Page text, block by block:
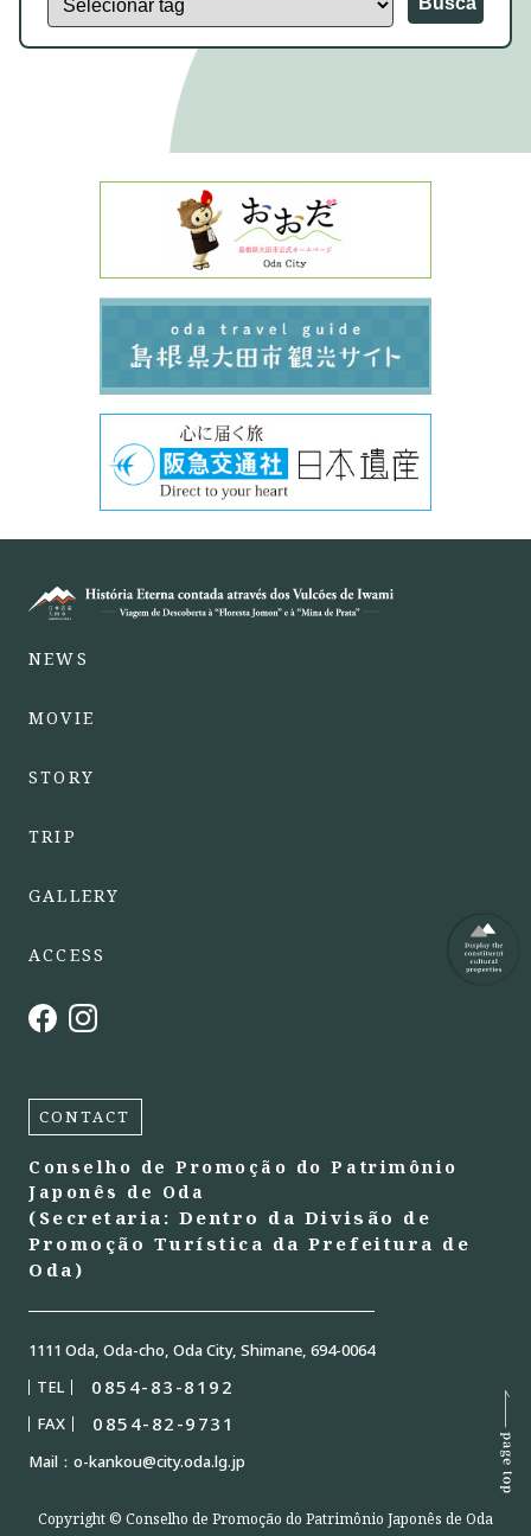
NEWS
MOVIE
STORY
TRIP
GALLERY
ACCESS
CONTACT
Conselho de Promoção do Patrimônio
Japonês de Oda
(Secretaria: Dentro da Divisão de
Promoção Turística da Prefeitura de
Oda)
1111 Oda, Oda-cho, Oda City, Shimane, 694-0064
TEL
0854-83-8192
FAX 0854-82-9731
Mail：o-kankou@city.oda.lg.jp
Copyright © Conselho de Promoção do Patrimônio Japonês de Oda